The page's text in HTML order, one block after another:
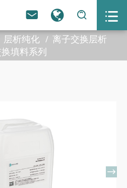
  
层析纯化
离子交换层析
填料系列
